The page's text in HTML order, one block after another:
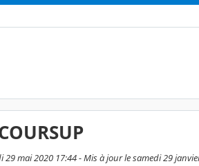
mai 2020 17:44 - Mis à jour le samedi 29